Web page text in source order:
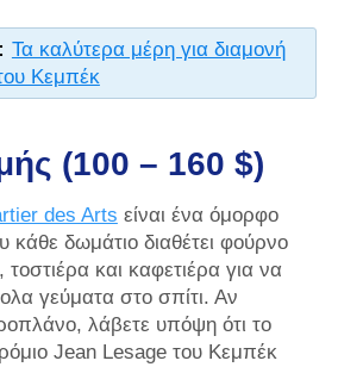
Τα καλύτερα μέρη για διαμονή
Κεμπέκ
(100 – 160 $)
des Arts είναι ένα όμορφο
κάθε δωμάτιο διαθέτει φούρνο
και καφετιέρα για να
γεύματα στο σπίτι. Αν
λάβετε υπόψη ότι το
Jean Lesage του Κεμπέκ